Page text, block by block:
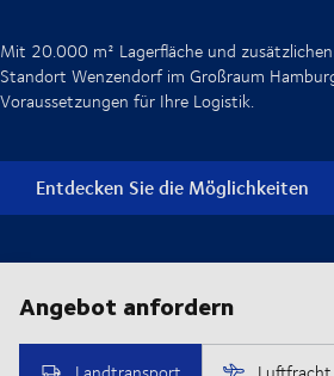
Mit 20.000 m² Lagerfläche und
Standort Wenzendorfim Großraum
Voraussetzungen für Ihre Logistik.
Entdecken Sie die Möglichkeiten